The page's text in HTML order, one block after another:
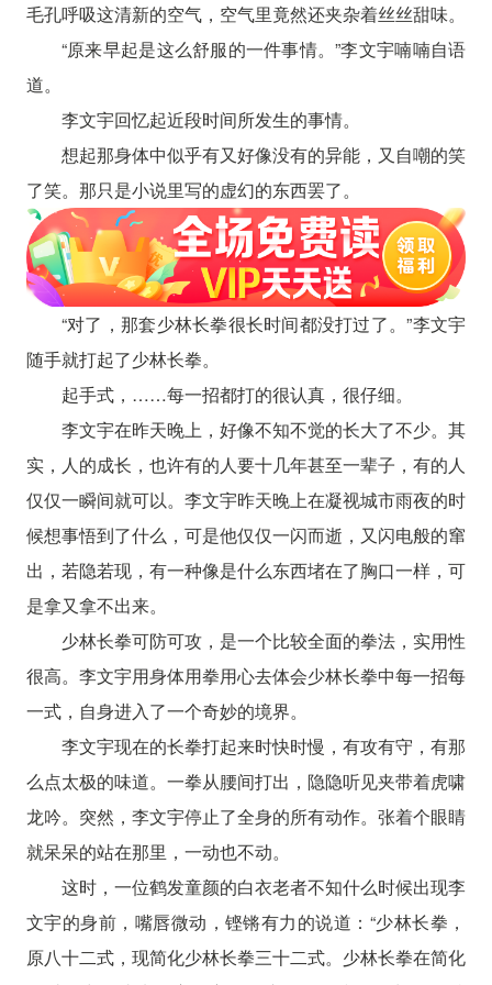
毛孔呼吸这清新的空气，空气里竟然还夹杂着丝丝甜味。
“原来早起是这么舒服的一件事情。”李文宇喃喃自语
道。
李文宇回忆起近段时间所发生的事情。
想起那身体中似乎有又好像没有的异能，又自嘲的笑
了笑。那只是小说里写的虚幻的东西罢了。
“对了，那套少林长拳很长时间都没打过了。”李文宇
随手就打起了少林长拳。
起手式，……每一招都打的很认真，很仔细。
李文宇在昨天晚上，好像不知不觉的长大了不少。其
实，人的成长，也许有的人要十几年甚至一辈子，有的人
仅仅一瞬间就可以。李文宇昨天晚上在凝视城市雨夜的时
候想事悟到了什么，可是他仅仅一闪而逝，又闪电般的窜
出，若隐若现，有一种像是什么东西堵在了胸口一样，可
是拿又拿不出来。
少林长拳可防可攻，是一个比较全面的拳法，实用性
很高。李文宇用身体用拳用心去体会少林长拳中每一招每
一式，自身进入了一个奇妙的境界。
李文宇现在的长拳打起来时快时慢，有攻有守，有那
么点太极的味道。一拳从腰间打出，隐隐听见夹带着虎啸
龙吟。突然，李文宇停止了全身的所有动作。张着个眼睛
就呆呆的站在那里，一动也不动。
这时，一位鹤发童颜的白衣老者不知什么时候出现李
文宇的身前，嘴唇微动，铿锵有力的说道：“少林长拳，
原八十二式，现简化少林长拳三十二式。少林长拳在简化